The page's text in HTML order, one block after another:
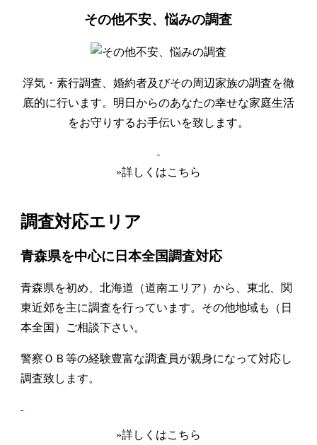
その他不安、悩みの調査
浮気・素行調査、婚約者及びその周辺家族の調査を徹
底的に行います。明日からのあなたの幸せな家庭生活
をお守りするお手伝いを致します。
»詳しくはこちら
調査対応エリア
青森県を中心に日本全国調査対応
青森県を初め、北海道（道南エリア）から、東北、関
東近郊を主に調査を行っています。その他地域も（日
本全国）ご相談下さい。
警察ＯＢ等の経験豊富な調査員が親身になって対応し
調査致します。
»詳しくはこちら